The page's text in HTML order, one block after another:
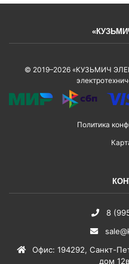
© 2019–2026 «КУЗЬМИЧ
Политика
8
Офис: 194292, Санкт-
дом